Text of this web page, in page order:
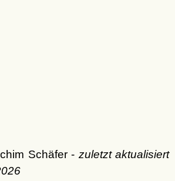
Schäfer - zuletzt aktualisiert